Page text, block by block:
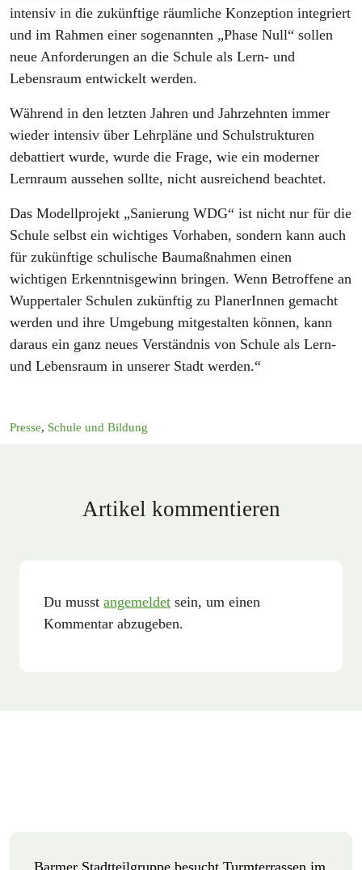
intensiv in die zukünftige räumliche Konzeption integriert
und im Rahmen einer sogenannten „Phase Null“ sollen
neue Anforderungen an die Schule als Lern- und
Lebensraum entwickelt werden.
Während in den letzten Jahren und Jahrzehnten immer
wieder intensiv über Lehrpläne und Schulstrukturen
debattiert wurde, wurde die Frage, wie ein moderner
Lernraum aussehen sollte, nicht ausreichend beachtet.
Das Modellprojekt „Sanierung WDG“ ist nicht nur für die
Schule selbst ein wichtiges Vorhaben, sondern kann auch
für zukünftige schulische Baumaßnahmen einen
wichtigen Erkenntnisgewinn bringen. Wenn Betroffene an
Wuppertaler Schulen zukünftig zu PlanerInnen gemacht
werden und ihre Umgebung mitgestalten können, kann
daraus ein ganz neues Verständnis von Schule als Lern-
und Lebensraum in unserer Stadt werden.“
Presse, Schule und Bildung
Artikel kommentieren
Du musst angemeldet sein, um einen
Kommentar abzugeben.
Barmer Stadtteilgruppe besucht Turmterrassen im